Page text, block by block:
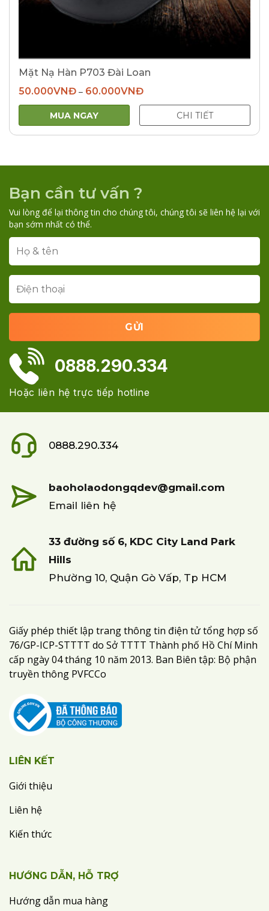
Mặt Nạ Hàn P703 Đài Loan
50.000VNĐ– 60.000VNĐ
MUA NGAY CHI TIẾT
Bạn cần tư vấn ?
Vui lòng để lại thông tin cho chúng tôi, chúng tôi sẽ liên hệ lại với
bạn sớm nhất có thể.
0888.290.334
Hoặc liên hệ trực tiếp hotline
0888.290.334
baoholaodongqdev@gmail.com
Email liên hệ
33 đường số 6, KDC City Land Park
Hills
Phường 10, Quận Gò Vấp, Tp HCM
Giấy phép thiết lập trang thông tin điện tử tổng hợp số
76/GP-ICP-STTTT do Sở TTTT Thành phố Hồ Chí Minh
cấp ngày 04 tháng 10 năm 2013. Ban Biên tập: Bộ phận
truyền thông PVFCCo
LIÊN KẾT
Giới thiệu
Liên hệ
Kiến thức
HƯỚNG DẪN, HỖ TRỢ
Hướng dẫn mua hàng